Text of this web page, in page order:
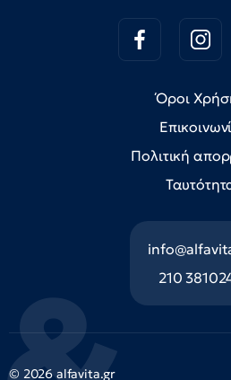
Όροι
Πολιτική
210
© 2026 alfavita.gr